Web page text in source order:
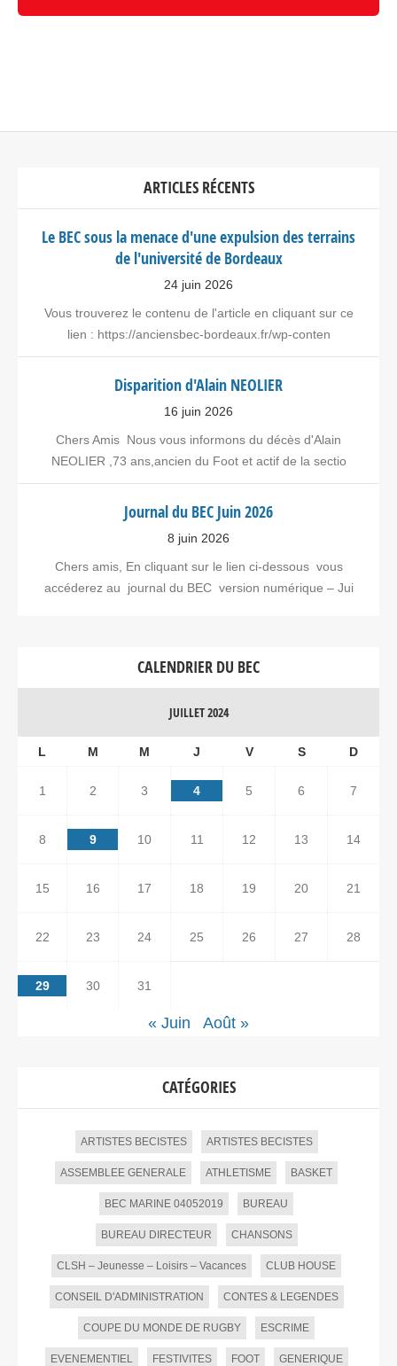
ARTICLES RÉCENTS
Le BEC sous la menace d'une expulsion des terrains
de l'université de Bordeaux
24 juin 2026
Vous trouverez le contenu de l'article en cliquant sur ce
lien : https://anciensbec-bordeaux.fr/wp-conten
Disparition d'Alain NEOLIER
16 juin 2026
Chers Amis Nous vous informons du décès d'Alain
NEOLIER ,73 ans,ancien du Foot et actif de la sectio
Journal du BEC Juin 2026
8 juin 2026
Chers amis, En cliquant sur le lien ci-dessous vous
accéderez au journal du BEC version numérique – Jui
CALENDRIER DU BEC
JUILLET 2024
L M M J V S D
1 2 3 4 5 6 7
8 9 10 11 12 13 14
15 16 17 18 19 20 21
22 23 24 25 26 27 28
29 30 31
« Juin Août »
CATÉGORIES
ARTISTES BECISTES ARTISTES BECISTES
ASSEMBLEE GENERALE ATHLETISME BASKET
BEC MARINE 04052019 BUREAU
BUREAU DIRECTEUR CHANSONS
CLSH – Jeunesse – Loisirs – Vacances CLUB HOUSE
CONSEIL D'ADMINISTRATION CONTES & LEGENDES
COUPE DU MONDE DE RUGBY ESCRIME
EVENEMENTIEL FESTIVITES FOOT GENERIQUE